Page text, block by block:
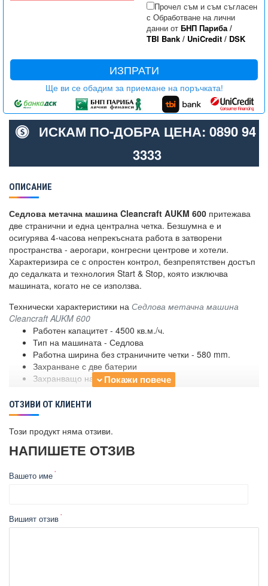
Прочел съм и съм съгласен
с Обработване на лични
данни от БНП Париба/
TBI Bank/ UniCredit/ DSK
ИЗПРАТИ
Ще ви се обадим за приемане на поръчката!
ИСКАМ ПО-ДОБРА ЦЕНА: 0890 94
3333
ОПИСАНИЕ
Седлова метачна машина Cleancraft AUKM 600 притежава
две странични и една централна четка. Безшумна е и
осигурява 4-часова непрекъсната работа в затворени
пространства - аерогари, конгресни центрове и хотели.
Характеризира се с опростен контрол, безпрепятствен достъп
до седалката и технология Start & Stop, която изключва
машината, когато не се използва.
Технически характеристики на Седлова метачна машина
Cleancraft AUKM 600
Работен капацитет - 4500 кв.м./ч.
Тип на машината - Седлова
Работна ширина без страничните четки - 580 mm.
Захранване с две батерии
Захранващо напрежение - 12 V
Скорост - 5,5 km/h
Максимален наклон - 10%
Обем на резервоара - 65 л.
Диаметър на четките - 400 mm
Ниво на шум - 60,5 dB
Размери - 1450 x 1000 x 840 mm (Д x Ш x В)
ОТЗИВИ ОТ КЛИЕНТИ
Този продукт няма отзиви.
НАПИШЕТЕ ОТЗИВ
Вашето име
Вишият отзив